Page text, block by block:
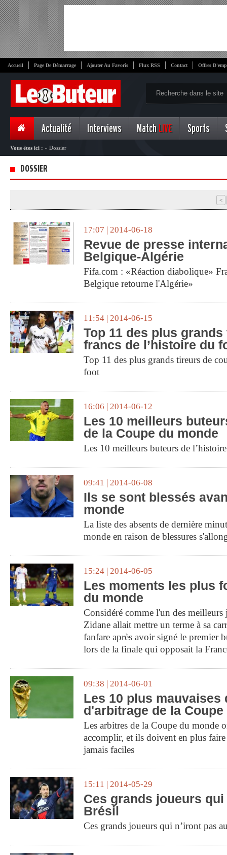
Accueil Page De Démarrage Ajouter Au Favoris Flux RSS Contact Offres
Actualité Interviews Match LIVE Sports
Vous êtes ici : » Dossier
DOSSIER
<
17:07 | 2014-06-18
Revue de presse
Belgique-Algérie
Fifa.com : «Réaction diabolique»
Belgique retourne l'Algérie»
11:54 | 2014-06-15
Top 11 des plus
francs de l’histoire du
Top 11 des plus grands tireurs de
foot
16:06 | 2014-06-12
Les 10 meilleurs
de la Coupe du monde
Les 10 meilleurs buteurs de
09:41 | 2014-06-08
Ils se sont blessés
monde
La liste des absents de dernière
monde en raison de blessures
15:24 | 2014-06-05
Les moments les plus
du monde
Considéré comme l'un des meilleurs
Zidane allait mettre un terme à sa
fanfare après avoir signé le premier
lors de la finale qui opposait la
09:38 | 2014-06-01
Les 10 plus mauvaises
d'arbitrage de la
Les arbitres de la Coupe du monde
accomplir, et ils doivent en plus faire
jamais faciles
15:11 | 2014-05-29
Ces grands joueurs qui
Brésil
Ces grands joueurs qui n’iront pas